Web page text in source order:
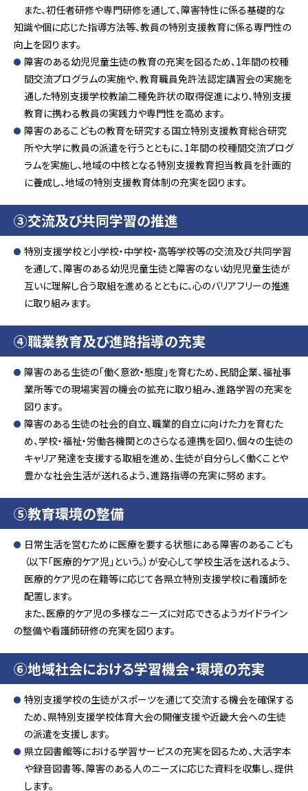
また、初任者研修や専門研修を通して、障害特性に係る基礎的な
知識や個に応じた指導方法等、教員の特別支援教育に係る専門性の
向上を図ります。
障害のある幼児児童生徒の教育の充実を図るため、1年間の校種
間交流プログラムの実施や、教育職員免許法認定講習会の実施を
通した特別支援学校教諭二種免許状の取得促進により、特別支援
教育に携わる教員の実践力や専門性を高めます。
障害のあるこどもの教育を研究する国立特別支援教育総合研究
所や大学に教員の派遣を行うとともに、1年間の校種間交流プログ
ラムを実施し、地域の中核となる特別支援教育担当教員を計画的
に養成し、地域の特別支援教育体制の充実を図ります。
③交流及び共同学習の推進
特別支援学校と小学校・中学校・高等学校等の交流及び共同学習
を通して、障害のある幼児児童生徒と障害のない幼児児童生徒が
互いに理解し合う取組を進めるとともに、心のバリアフリーの推進
に取り組みます。
④職業教育及び進路指導の充実
障害のある生徒の「働く意欲・態度」を育むため、民間企業、福祉事
業所等での現場実習の機会の拡充に取り組み、進路学習の充実を
図ります。
障害のある生徒の社会的自立、職業的自立に向けた力を育むた
め、学校・福祉・労働各機関とのさらなる連携を図り、個々の生徒の
キャリア発達を支援する取組を進め、生徒が自分らしく働くことや
豊かな社会生活が送れるよう、進路指導の充実に努めます。
⑤教育環境の整備
日常生活を営むために医療を要する状態にある障害のあるこども
（以下「医療的ケア児」という。）が安心して学校生活を送れるよう、
医療的ケア児の在籍等に応じて各県立特別支援学校に看護師を
配置します。
また、医療的ケア児の多様なニーズに対応できるようガイドライン
の整備や看護師研修の充実を図ります。
⑥地域社会における学習機会・環境の充実
特別支援学校の生徒がスポーツを通じて交流する機会を確保する
ため、県特別支援学校体育大会の開催支援や近畿大会への生徒
の派遣を支援します。
県立図書館等における学習サービスの充実を図るため、大活字本
や録音図書等、障害のある人のニーズに応じた資料を収集し、提供
します。